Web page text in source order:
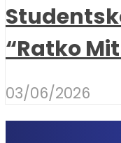
“Ratko
03/06/2026